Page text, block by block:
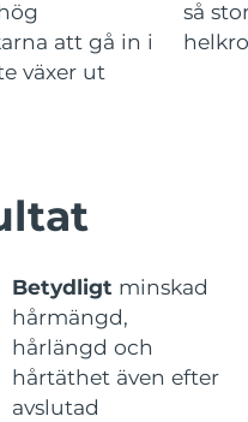
att gå in i
växer ut
så
Betydligt minskad
hårmängd,
hårlängd och
hårtäthet även efter
avslutad
Förväntad leverans
Förväntad leverans
Förväntad leverans
Förväntad leverans
Förväntad leverans 8/10/26